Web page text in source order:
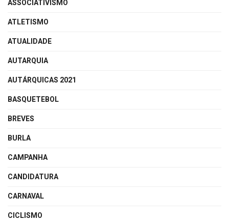
ASSOCIATIVISMO
ATLETISMO
ATUALIDADE
AUTARQUIA
AUTÁRQUICAS 2021
BASQUETEBOL
BREVES
BURLA
CAMPANHA
CANDIDATURA
CARNAVAL
CICLISMO